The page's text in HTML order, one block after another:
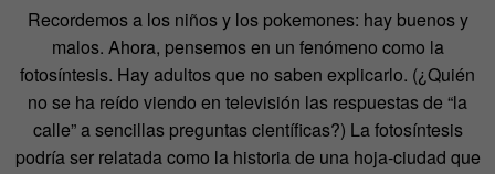
Recordemos a los niños y los pokemones: hay buenos y
malos. Ahora, pensemos en un fenómeno como la
fotosíntesis. Hay adultos que no saben explicarlo. (¿Quién
no se ha reído viendo en televisión las respuestas de “la
calle” a sencillas preguntas científicas?) La fotosíntesis
podría ser relatada como la historia de una hoja-ciudad que